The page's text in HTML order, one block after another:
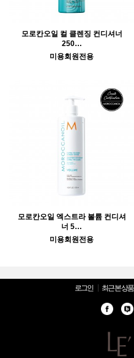
모로칸오일 컬 클렌징 컨디셔너
250…
미용회원전용
모로칸오일 엑스트라 볼륨 컨디셔
너 5…
미용회원전용
로그인 최근 본 상품